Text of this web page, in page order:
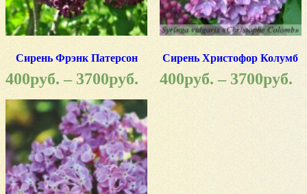
Сирень Фрэнк Патерсон
400руб.–3700руб.
Сирень Христофор Колумб
400руб. –3700руб.